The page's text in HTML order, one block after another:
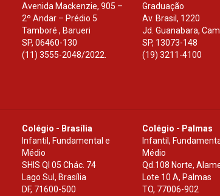
Avenida Mackenzie, 905 –
2º Andar – Prédio 5
Tamboré , Barueri
SP, 06460-130
(11) 3555-2048/2022.
Graduação
Av. Brasil, 1220
Jd. Guanabara,
SP, 13073-148
(19) 3211-4100
Colégio - Brasília
Infantil, Fundamental e
Médio
SHIS Ql 05 Chác. 74
Lago Sul, Brasília
DF, 71600-500
Colégio - Palmas
Infantil,
Médio
Qd.108 Norte,
Lote 10 A, Palmas
TO, 77006-902